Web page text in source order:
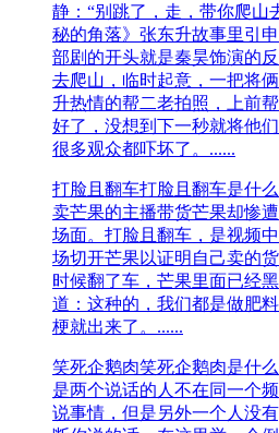
静：“别跳了，走，带你爬山
秘的角落》张东升故事里引
部剧的开头就是秦昊饰演的
去爬山，临时起意，一把将
升热情的帮二老拍照，上前
好了，没想到下一秒就将他
很多观众都吓坏了。......
打脸且翻车打脸且翻车是什
卖芒果的主播带货芒果却惨
场面。‌‌‌‌‌‌‌‌‌‌‌打脸且翻车，是视频
场切开芒果以证明自己卖的
时候翻了车，芒果里面已经
道：这种的，我们都是做肥
梗就出来了。......
笑死企鹅肉笑死企鹅肉是什
是两个说话的人不在同一个
说事情，但是另外一个人没